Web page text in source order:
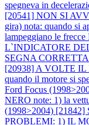
spegneva in
[20541] NON SI
gira) nota: quando si
lampeggiano le frecce
L`INDICATORE
SEGNA
[20938] A VOLTE IL
quando il motore si
Ford Focus
NERO note: 1) la
(1998>2004)
PROBLEMI: 1) IL